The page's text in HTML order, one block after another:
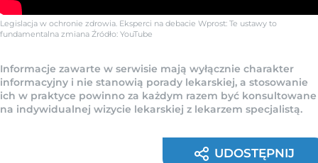
Legislacja w ochronie zdrowia. Eksperci na debacie Wprost: Te ustawy to
fundamentalna zmiana Źródło: YouTube
Informacje zawarte w serwisie mają wyłącznie charakter
informacyjny i nie stanowią porady lekarskiej, a stosowanie
ich w praktyce powinno za każdym razem być konsultowane
na indywidualnej wizycie lekarskiej z lekarzem specjalistą.
UDOSTĘPNIJ